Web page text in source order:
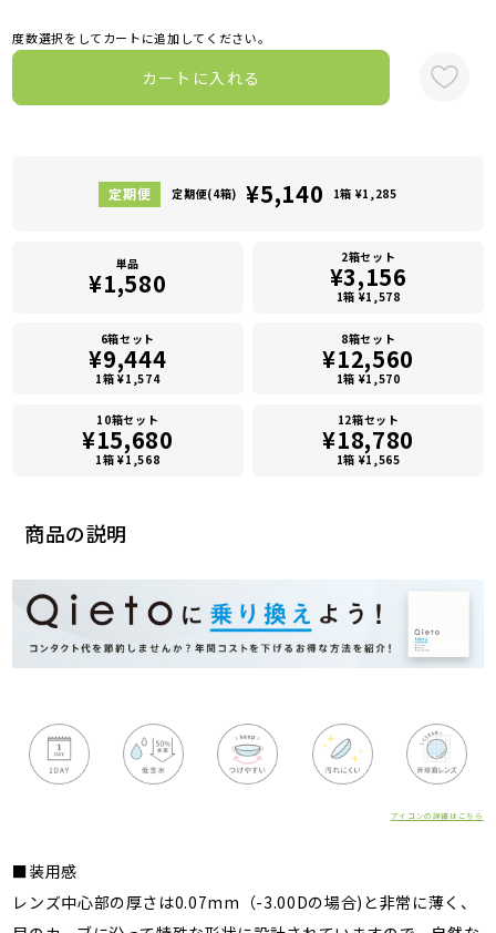
商品の説明
アイコンの詳細はこちら
■装用感
レンズ中心部の厚さは0.07mm（-3.00Dの場合)と非常に薄く、
度数選択をしてカートに追加してください。
カートに入れる
定期便(4箱) ¥5,140 1箱 ¥1,285
単品
¥1,580
2箱セット
¥3,156
1箱 ¥1,578
6箱セット
¥9,444
1箱 ¥1,574
8箱セット
¥12,560
1箱 ¥1,570
10箱セット
¥15,680
1箱 ¥1,568
12箱セット
¥18,780
1箱 ¥1,565